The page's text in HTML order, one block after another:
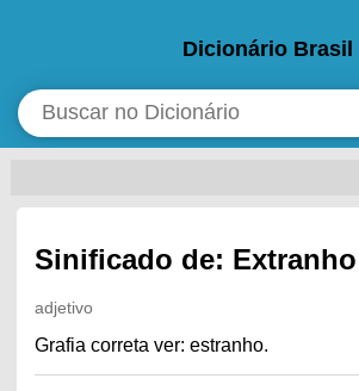
Dicionário Brasil
Sinificado de: Extranho
adjetivo
Grafia correta ver: estranho.